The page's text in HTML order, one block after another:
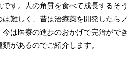
す。人の角質を食べて成長するそ
難しく、昔は治療薬を開発したら
は医療の進歩のおかげで完治がで
があるのでご紹介します。